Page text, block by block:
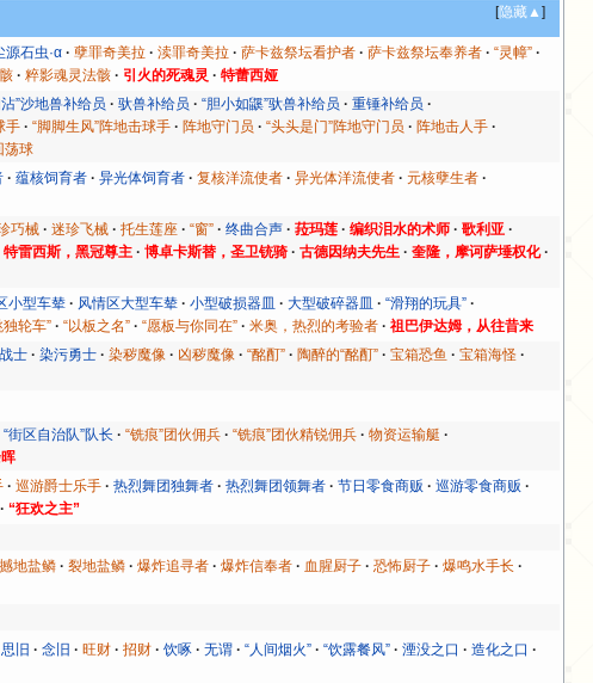
[隐藏▲]
源石虫·α 孽罪奇美拉 渎罪奇美拉 萨卡兹祭坛看护者 萨卡兹祭坛奉养者
“灵幛”
粹影魂灵法骸 引火的死魂灵 特蕾西娅
”沙地兽补给员 驮兽补给员 “胆小如鼷”驮兽补给员
重锤补给员
手 “脚脚生风”阵地击球手 阵地守门员 “头头是门”阵地守门员
阵地击人手
荡球
蕴核饲育者 异光体饲育者 复核洋流使者 异光体洋流使者
元核孽生者
巧械 迷珍飞械 托生莲座 “窗” 终曲合声 菈玛莲 编织泪水的术师
歌利亚
特雷西斯，黑冠尊主 博卓卡斯替，圣卫铳骑 古德因纳夫先生
奎隆，摩诃萨埵权化
小型车辇 风情区大型车辇 小型破损器皿 大型破碎器皿
“滑翔的玩具”
独轮车” “以板之名” “愿板与你同在” 米奥，热烈的考验者 祖巴伊达姆，从往昔来
士 染污勇士 染秽魔像 凶秽魔像 “酩酊” 陶醉的“酩酊” 宝箱恐鱼
宝箱海怪
“街区自治队”队长 “铣痕”团伙佣兵 “铣痕”团伙精锐佣兵
物资运输艇
巡游爵士乐手 热烈舞团独舞者 热烈舞团领舞者 节日零食商贩
巡游零食商贩
“狂欢之主”
撼地盐鳞 裂地盐鳞 爆炸追寻者 爆炸信奉者 血腥厨子 恐怖厨子
爆鸣水手长
思旧 念旧 旺财 招财 饮啄 无谓 “人间烟火” “饮露餐风” 湮没之口
造化之口